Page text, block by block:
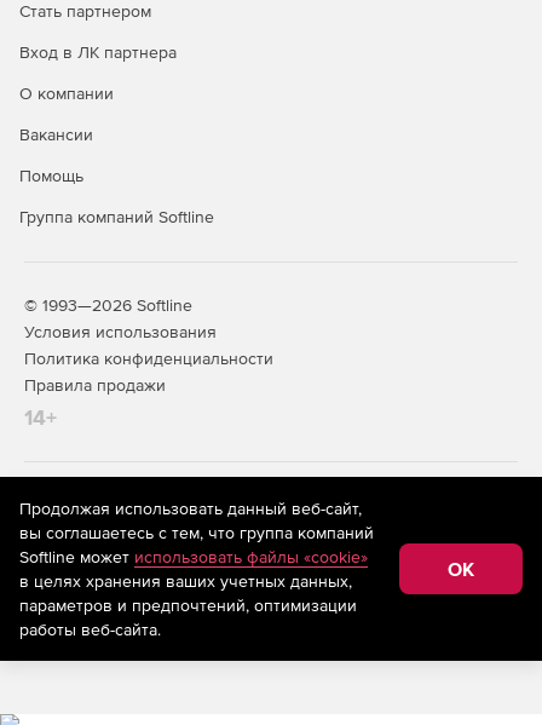
Стать партнером
Вход в ЛК партнера
О компании
Вакансии
Помощь
Группа компаний Softline
© 1993—2026 Softline
Условия использования
Политика конфиденциальности
Правила продажи
14+
На информационном ресурсе store.softline.ru применяются
рекомендательные технологии
(информационные технологии
предоставления информации на основе сбора,
систематизации и анализа сведений, относящихся к
предпочтениям пользователей сети «Интернет»,
находящихся на территории Российской Федерации)
Продолжая использовать данный веб-сайт,
вы соглашаетесь с тем, что группа компаний
Softline может использовать файлы «cookie»
в целях хранения ваших учетных данных,
параметров и предпочтений, оптимизации
работы веб-сайта.
OK